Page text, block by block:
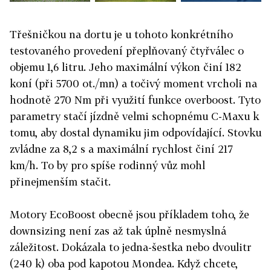
Třešničkou na dortu je u tohoto konkrétního
testovaného provedení přeplňovaný čtyřválec o
objemu 1,6 litru. Jeho maximální výkon činí 182
koní (při 5700 ot./mn) a točivý moment vrcholi na
hodnotě 270 Nm při využití funkce overboost. Tyto
parametry stačí jízdně velmi schopnému C-Maxu k
tomu, aby dostal dynamiku jim odpovídající. Stovku
zvládne za 8,2 s a maximální rychlost činí 217
km/h. To by pro spíše rodinný vůz mohl
přinejmenším stačit.
Motory EcoBoost obecně jsou příkladem toho, že
downsizing není zas až tak úplně nesmyslná
záležitost. Dokázala to jedna-šestka nebo dvoulitr
(240 k) oba pod kapotou Mondea. Když chcete,